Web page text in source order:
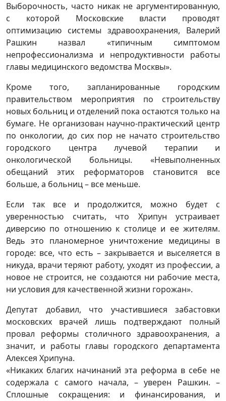
Выборочность, часто никак не аргументированную,
с которой Московские власти проводят
оптимизацию системы здравоохранения, Валерий
Рашкин назвал «типичным симптомом
непрофессионализма и непродуктивности работы
главы медицинского ведомства Москвы».
Кроме того, запланированные городским
правительством мероприятия по строительству
новых больниц и отделений пока остаются только на
бумаге. Не организован научно-практический центр
по онкологии, до сих пор не начато строительство
городского центра лучевой терапии и
онкологической больницы. «Невыполненных
обещаний этих реформаторов становится все
больше, а больниц – все меньше.
Если так все и продолжится, можно будет с
уверенностью считать, что Хрипун устраивает
диверсию по отношению к столице и ее жителям.
Ведь это планомерное уничтожение медицины в
городе: все, что есть – закрывается и выселяется в
никуда, врачи теряют работу, уходят из профессии, а
новое не строится, не создаются ни рабочие места,
ни условия для качественной жизни горожан».
Депутат добавил, что участившиеся забастовки
московских врачей лишь подтверждают полный
провал реформы столичного здравоохранения, а
значит, и работы главы городского департамента
Алексея Хрипуна.
«Никаких благих начинаний эта реформа в себе не
содержала с самого начала, – уверен Рашкин. –
Сплошные сокращения: и финансирования, и